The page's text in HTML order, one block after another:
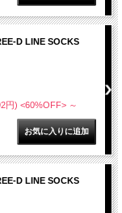
D LINE SOCKS
円) <60%OFF> ～
D LINE SOCKS